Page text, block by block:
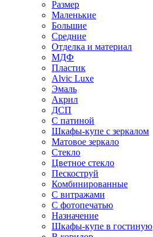
Размер
Маленькие
Большие
Средние
Отделка и материал
МДФ
Пластик
Alvic Luxe
Эмаль
Акрил
ДСП
С патиной
Шкафы-купе с зеркалом
Матовое зеркало
Стекло
Цветное стекло
Пескоструй
Комбинированные
С витражами
С фотопечатью
Назначение
Шкафы-купе в гостиную